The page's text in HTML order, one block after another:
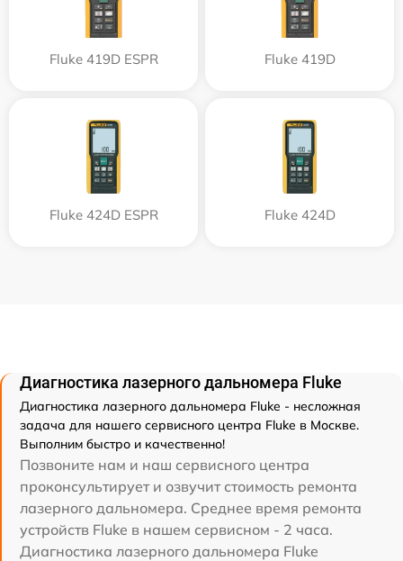
Fluke 419D ESPR Fluke 419D
Fluke 424D ESPR Fluke 424D
Диагностика лазерного дальномера Fluke
Диагностика лазерного дальномера Fluke - несложная
задача для нашего сервисного центра Fluke в Москве.
Выполним быстро и качественно!
Позвоните нам и наш сервисного центра
проконсультирует и озвучит стоимость ремонта
лазерного дальномера. Среднее время ремонта
устройств Fluke в нашем сервисном - 2 часа.
Диагностика лазерного дальномера Fluke